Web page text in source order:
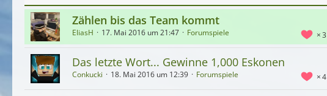
Zählen bis das Team kommt
3
EliasH 17. Mai 2016 um 21:47 Forumspiele
Das letzte Wort... Gewinne 1,000 Eskonen
4
Conkucki 18. Mai 2016 um 12:39 Forumspiele